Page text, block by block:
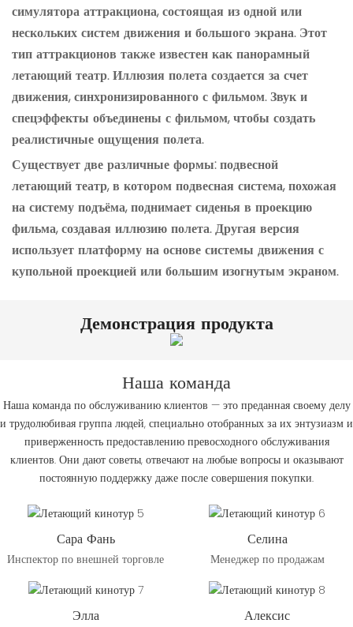
симулятора аттракциона, состоящая из одной или
нескольких систем движения и большого экрана. Этот
тип аттракционов также известен как панорамный
летающий театр. Иллюзия полета создается за счет
движения, синхронизированного с фильмом. Звук и
спецэффекты объединены с фильмом, чтобы создать
реалистичные ощущения полета.
Существует две различные формы: подвесной
летающий театр, в котором подвесная система, похожая
на систему подъёма, поднимает сиденья в проекцию
фильма, создавая иллюзию полета. Другая версия
использует платформу на основе системы движения с
купольной проекцией или большим изогнутым экраном.
Демонстрация продукта
Наша команда
Наша команда по обслуживанию клиентов — это преданная своему делу
и трудолюбивая группа людей, специально отобранных за их энтузиазм и
приверженность предоставлению превосходного обслуживания
клиентов. Они дают советы, отвечают на любые вопросы и оказывают
постоянную поддержку даже после совершения покупки.
Сара Фань
Инспектор по внешней торговле
Селина
Менеджер по продажам
Элла Алексис